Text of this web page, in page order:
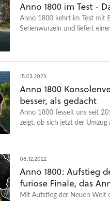
Anno 1800 im Test -
Anno 1800 kehrt im Test mit
Serienwurzeln und liefert
15.03.2023
Anno 1800
besser, als gedacht
Anno 1800 fesselt uns seit
zeigt, ob sich jetzt der
08.12.2022
Anno 1800: Aufstieg
furiose Finale, das
Mit Aufstieg der Neuen Welt